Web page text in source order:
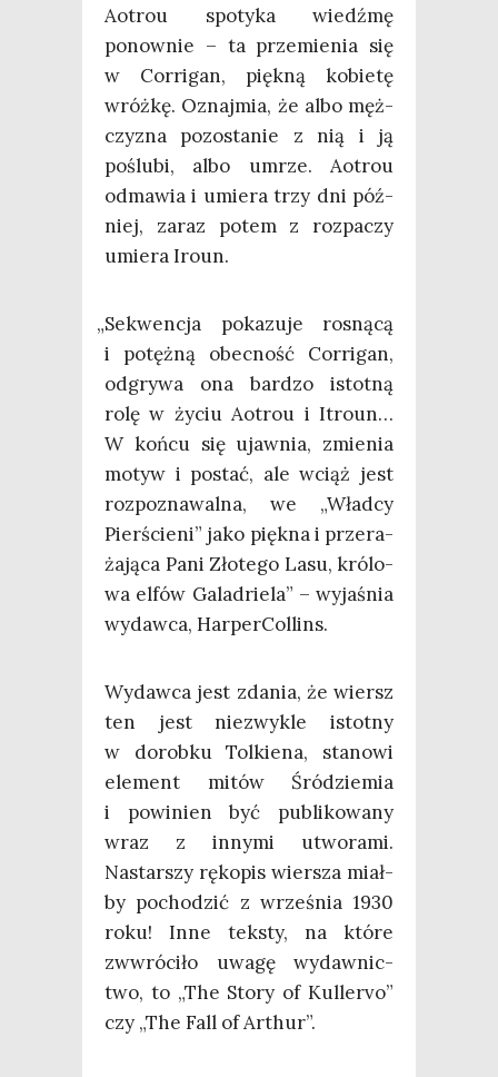
Aotrou spo­ty­ka wiedź­mę
ponow­nie – ta prze­mie­nia się
w Cor­ri­gan, pięk­ną kobie­tę
wróż­kę. Oznaj­mia, że albo męż­
czy­zna pozo­sta­nie z nią i ją
poślu­bi, albo umrze. Aotrou
odma­wia i umie­ra trzy dni póź­
niej, zaraz potem z roz­pa­czy
umie­ra Iroun.
„Sekwen­cja poka­zu­je rosną­cą
i potęż­ną obec­ność Cor­ri­gan,
odgry­wa ona bar­dzo istot­ną
rolę w życiu Aotrou i Itro­un…
W koń­cu się ujaw­nia, zmie­nia
motyw i postać, ale wciąż jest
roz­po­zna­wal­na, we „Wład­cy
Pier­ście­ni” jako pięk­na i prze­ra­
ża­ją­ca Pani Zło­te­go Lasu, kró­lo­
wa elfów Gala­drie­la” – wyja­śnia
wydaw­ca, HarperCollins.
Wydaw­ca jest zda­nia, że wiersz
ten jest nie­zwy­kle istot­ny
w dorob­ku Tol­kie­na, sta­no­wi
ele­ment mitów Śród­zie­mia
i powi­nien być publi­ko­wa­ny
wraz z inny­mi utwo­ra­mi.
Nastar­szy ręko­pis wier­sza miał­
by pocho­dzić z wrze­śnia 1930
roku! Inne tek­sty, na któ­re
zww­ró­ci­ło uwa­gę wydaw­nic­
two, to „The Sto­ry of Kul­le­rvo”
czy „The Fall of Arthur”.